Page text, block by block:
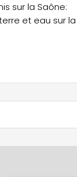
sur la Saône:
et eau sur